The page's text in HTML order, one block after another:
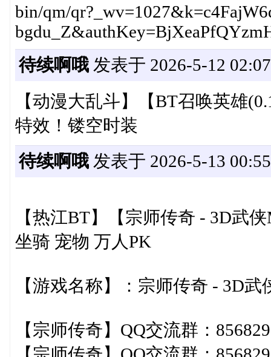
bin/qm/
待续啊哦发表于 2026-5-12
【动漫大乱斗】【BT召唤英雄
特效！镂空时装
待续啊哦发表于 2026-5-13
【热江BT】【宗师传奇 - 3D武
坐骑 宠物 万人PK
【游戏名称】：宗师传奇 - 3D
【宗师传奇】QQ交流群：